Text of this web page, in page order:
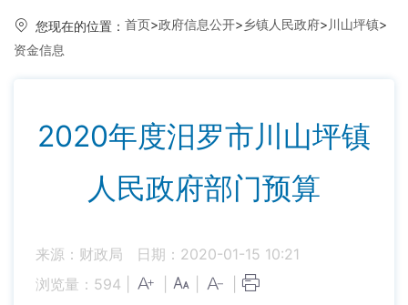
您现在的位置： 首页>政府信息公开>乡镇人民政府> 川山坪镇>
资金信息
2020年度汨罗市川山坪镇
人民政府部门预算
来源：财政局
日期：2020-01-15 10:21
浏览量： 594